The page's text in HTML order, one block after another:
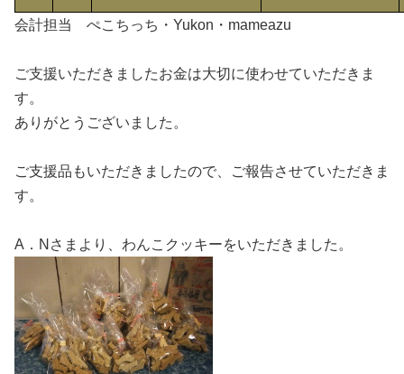
会計担当 ぺこちっち・Yukon・mameazu
ご支援いただきましたお金は大切に使わせていただきま
す。
ありがとうございました。
ご支援品もいただきましたので、ご報告させていただきま
す。
A．Nさまより、わんこクッキーをいただきました。